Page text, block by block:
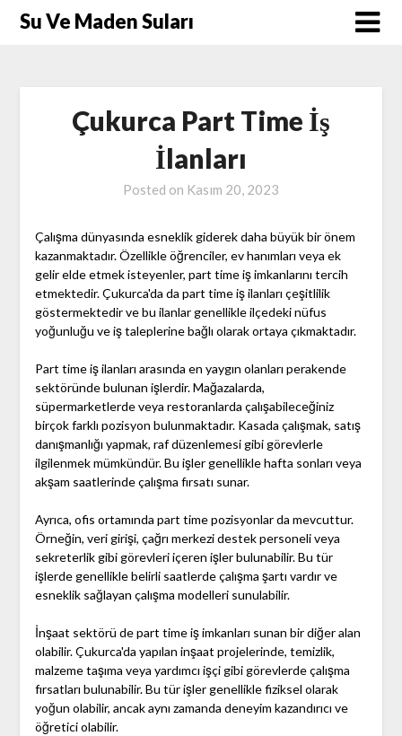
SkipSu Ve Maden Suları
Çukurca Part Time İş
İlanları
Posted on Kasım 20, 2023
Çalışma dünyasında esneklik giderek daha büyük bir önem
kazanmaktadır. Özellikle öğrenciler, ev hanımları veya ek
gelir elde etmek isteyenler, part time iş imkanlarını tercih
etmektedir. Çukurca'da da part time iş ilanları çeşitlilik
göstermektedir ve bu ilanlar genellikle ilçedeki nüfus
yoğunluğu ve iş taleplerine bağlı olarak ortaya çıkmaktadır.
Part time iş ilanları arasında en yaygın olanları perakende
sektöründe bulunan işlerdir. Mağazalarda,
süpermarketlerde veya restoranlarda çalışabileceğiniz
birçok farklı pozisyon bulunmaktadır. Kasada çalışmak, satış
danışmanlığı yapmak, raf düzenlemesi gibi görevlerle
ilgilenmek mümkündür. Bu işler genellikle hafta sonları veya
akşam saatlerinde çalışma fırsatı sunar.
Ayrıca, ofis ortamında part time pozisyonlar da mevcuttur.
Örneğin, veri girişi, çağrı merkezi destek personeli veya
sekreterlik gibi görevleri içeren işler bulunabilir. Bu tür
işlerde genellikle belirli saatlerde çalışma şartı vardır ve
esneklik sağlayan çalışma modelleri sunulabilir.
İnşaat sektörü de part time iş imkanları sunan bir diğer alan
olabilir. Çukurca'da yapılan inşaat projelerinde, temizlik,
malzeme taşıma veya yardımcı işçi gibi görevlerde çalışma
fırsatları bulunabilir. Bu tür işler genellikle fiziksel olarak
yoğun olabilir, ancak aynı zamanda deneyim kazandırıcı ve
öğretici olabilir.